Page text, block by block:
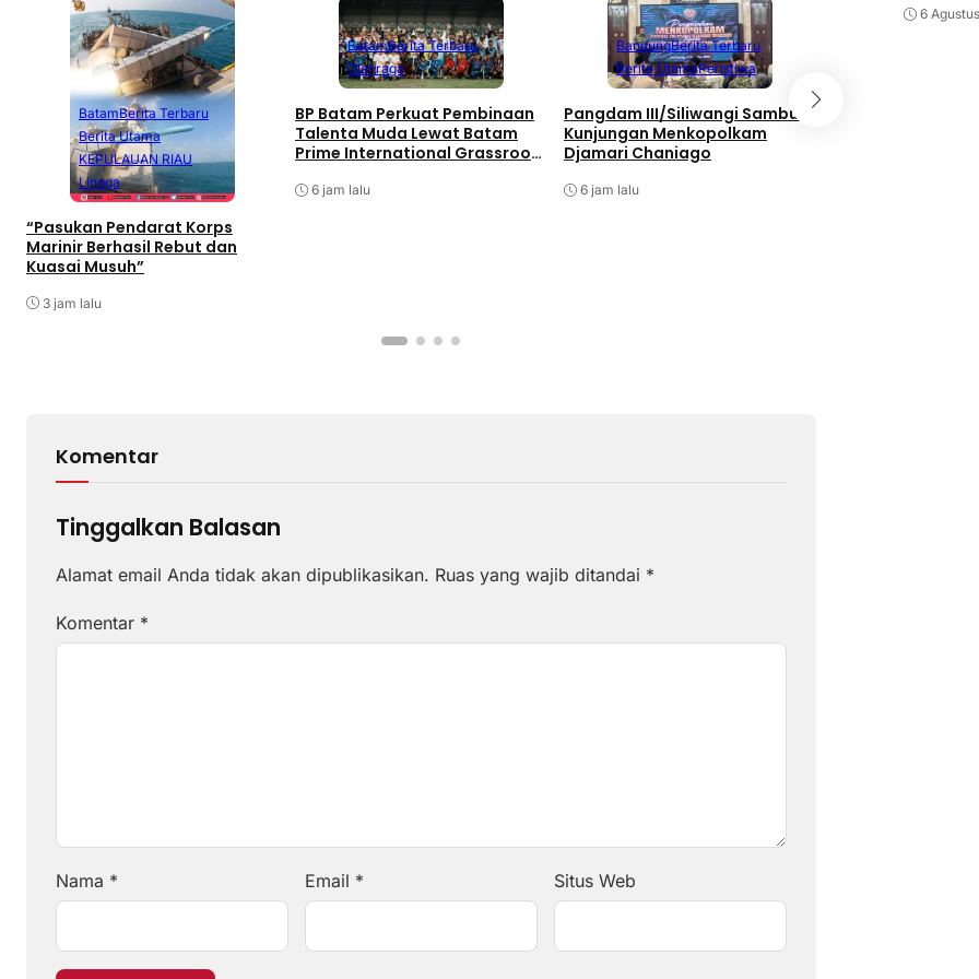
BatamBerita Terbaru
Berita Utama
KEPULAUAN RIAU
Lingga
“Pasukan Pendarat Korps
Marinir Berhasil Rebut dan
Kuasai Musuh”
3 jam lalu
BatamBerita Terbaru
Olahraga
BP Batam Perkuat Pembinaan
Talenta Muda Lewat Batam
Prime International Grassroot
6 jam lalu
BandungBerita Terbaru
Berita UtamaPeristiwa
Pangdam III/Siliwangi Sambut
Kunjungan Menkopolkam
Djamari Chaniago
6 jam lalu
Berita Terbaru
Komentar
Tinggalkan Balasan
Alamat email Anda tidak akan dipublikasikan. Ruas yang wajib ditandai *
Komentar *
Nama * Email * Situs Web
6